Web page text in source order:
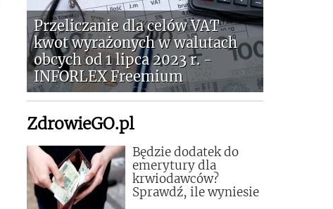
Przeliczanie dla celów VAT
kwot wyrażonych w walutach
obcych od 1 lipca 2023 r. -
INFORLEX Freemium
ZdrowieGO.pl
Będzie dodatek do
emerytury dla
krwiodawców?
Sprawdź, ile wyniesie